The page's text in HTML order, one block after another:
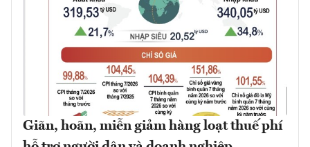
Giãn, hoãn, miễn giảm hàng loạt thuế phí